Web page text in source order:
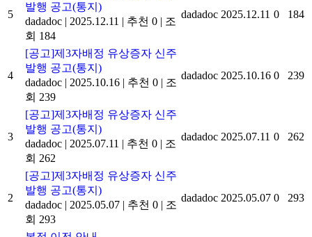
5
발행 공고(통지)
dadadoc | 2025.12.11 | 추천 0 | 조
회 184
dadadoc 2025.12.11 0 184
4
[공고]제3자배정 유상증자 신주
발행 공고(통지)
dadadoc | 2025.10.16 | 추천 0 | 조
회 239
dadadoc 2025.10.16 0 239
3
[공고]제3자배정 유상증자 신주
발행 공고(통지)
dadadoc | 2025.07.11 | 추천 0 | 조
회 262
dadadoc 2025.07.11 0 262
2
[공고]제3자배정 유상증자 신주
발행 공고(통지)
dadadoc | 2025.05.07 | 추천 0 | 조
회 293
dadadoc 2025.05.07 0 293